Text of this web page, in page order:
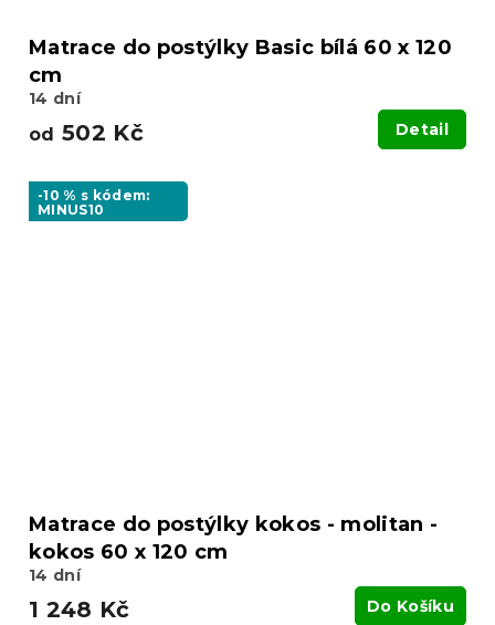
Matrace do postýlky Basic bílá 60 x 120
cm
14 dní
od 502 Kč Detail
-10 % s kódem:
MINUS10
Matrace do postýlky kokos - molitan -
kokos 60 x 120 cm
14 dní
1 248 Kč Do Košíku